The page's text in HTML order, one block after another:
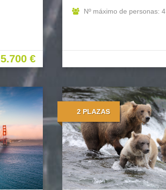
5.700 €
Nº máximo de personas: 4
2 PLAZAS